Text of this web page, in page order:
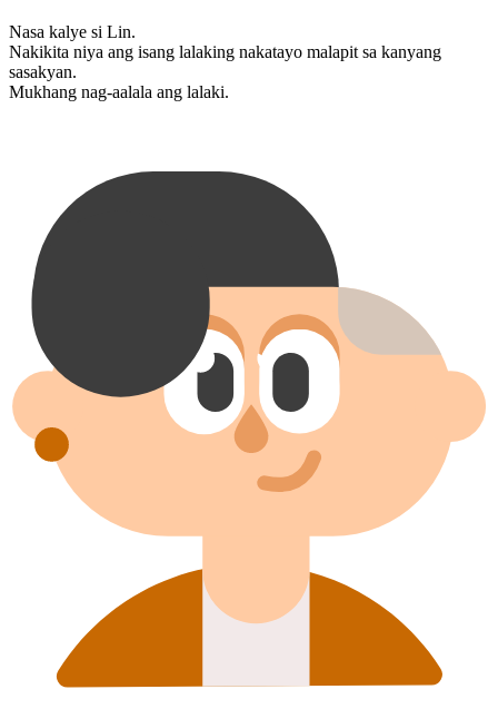
Nasa kalye si Lin.
Nakikita niya ang isang lalaking nakatayo malapit sa kanyang
sasakyan.
Mukhang nag-aalala ang lalaki.